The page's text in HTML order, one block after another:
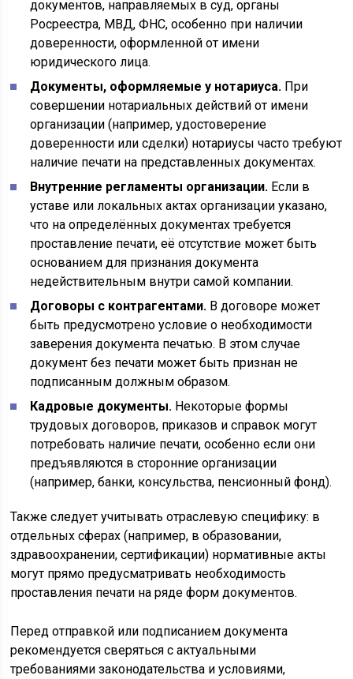
документов, направляемых в суд, органы
Росреестра, МВД, ФНС, особенно при наличии
доверенности, оформленной от имени
юридического лица.
Документы, оформляемые у нотариуса. При
совершении нотариальных действий от имени
организации (например, удостоверение
доверенности или сделки) нотариусы часто требуют
наличие печати на представленных документах.
Внутренние регламенты организации. Если в
уставе или локальных актах организации указано,
что на определённых документах требуется
проставление печати, её отсутствие может быть
основанием для признания документа
недействительным внутри самой компании.
Договоры с контрагентами. В договоре может
быть предусмотрено условие о необходимости
заверения документа печатью. В этом случае
документ без печати может быть признан не
подписанным должным образом.
Кадровые документы. Некоторые формы
трудовых договоров, приказов и справок могут
потребовать наличие печати, особенно если они
предъявляются в сторонние организации
(например, банки, консульства, пенсионный фонд).
Также следует учитывать отраслевую специфику: в
отдельных сферах (например, в образовании,
здравоохранении, сертификации) нормативные акты
могут прямо предусматривать необходимость
проставления печати на ряде форм документов.
Перед отправкой или подписанием документа
рекомендуется сверяться с актуальными
требованиями законодательства и условиями,